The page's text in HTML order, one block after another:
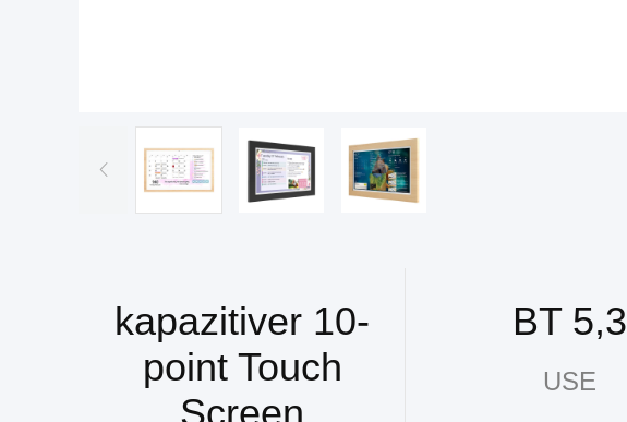
kapazitiver 10-
point Touch
Screen
BT 5,3
USE